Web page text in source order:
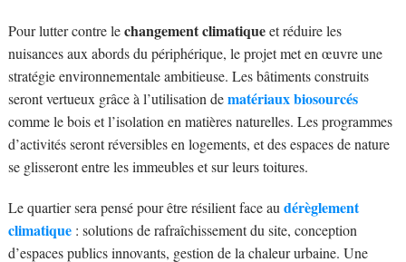
Pour lutter contre lechangement climatiqueet réduire les
nuisances aux abords du périphérique, le projet met en œuvre une
stratégie environnementale ambitieuse. Les bâtiments construits
seront vertueux grâce à l’utilisation dematériaux biosourcés
comme le bois et l’isolation en matières naturelles. Les programmes
d’activités seront réversibles en logements, et des espaces de nature
se glisseront entre les immeubles et sur leurs toitures.
Le quartier sera pensé pour être résilient face au dérèglement
climatique: solutions de rafraîchissement du site, conception
d’espaces publics innovants, gestion de la chaleur urbaine. Une